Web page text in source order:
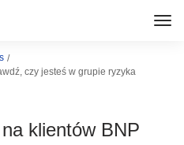
czy jesteś w grupie ryzyka
klientów BNP